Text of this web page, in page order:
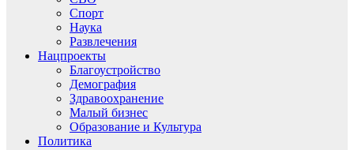
Спорт
Наука
Развлечения
Нацпроекты
Благоустройство
Демография
Здравоохранение
Малый бизнес
Образование и Культура
Политика